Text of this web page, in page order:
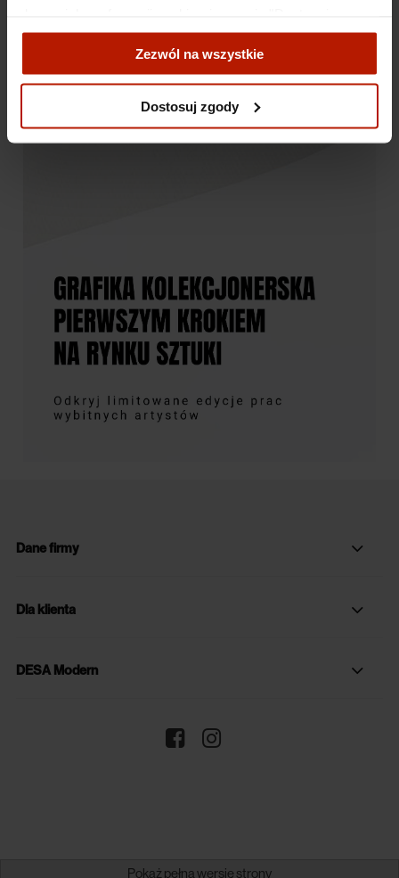
zgody".
Więcej o plikach cookies przeczytasz w naszej Polityce
Zezwól na wszystkie
Dostosuj zgody
Dane firmy
Dla klienta
DESA Modern
Pokaż pełną wersję strony